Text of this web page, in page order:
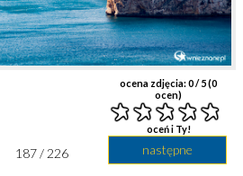
ocena zdjęcia:0/ 5 (0
ocen)
oceń i Ty!
następne
187 / 226